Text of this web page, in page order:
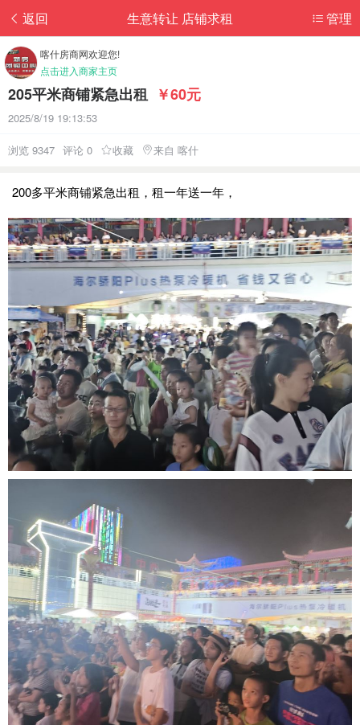
返回 管理
生意转让 店铺求租
喀什房商网欢迎您!
点击进入商家主页
205平米商铺紧急出租 ￥60元
2025/8/19 19:13:53
浏览 9347 评论 0 收藏 来自 喀什
200多平米商铺紧急出租，租一年送一年，